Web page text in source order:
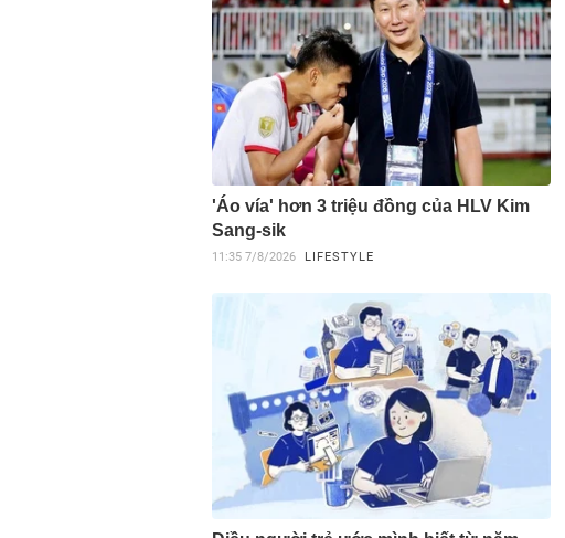
'Áo vía' hơn 3 triệu đồng của HLV Kim
Sang-sik
11:35 7/8/2026 LIFESTYLE